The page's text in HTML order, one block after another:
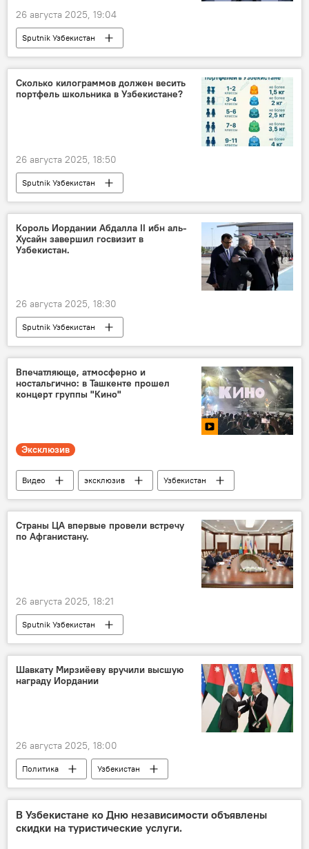
26 августа 2025, 19:04
Sputnik Узбекистан
Сколько килограммов должен весить
портфель школьника в Узбекистане?
26 августа 2025, 18:50
Sputnik Узбекистан
Король Иордании Абдалла II ибн аль-
Хусайн завершил госвизит в
Узбекистан.
26 августа 2025, 18:30
Sputnik Узбекистан
Впечатляюще, атмосферно и
ностальгично: в Ташкенте прошел
концерт группы "Кино"
Эксклюзив
Видео эксклюзив
Узбекистан
Ташкент
Концерт
Кино
Виктор Цой
Общество
Страны ЦА впервые провели встречу
по Афганистану.
26 августа 2025, 18:21
Sputnik Узбекистан
Шавкату Мирзиёеву вручили высшую
награду Иордании
26 августа 2025, 18:00
Политика
Узбекистан
президент Узбекистана
Иордания
награждение
В Узбекистане ко Дню независимости объявлены
скидки на туристические услуги.